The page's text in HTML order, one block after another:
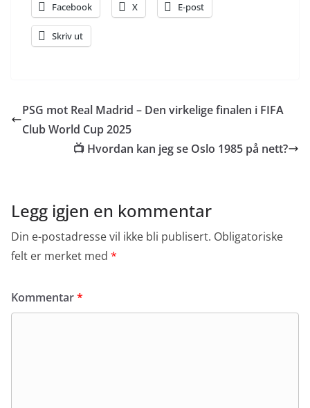
Facebook X E-post
Skriv ut
PSG mot Real Madrid – Den virkelige finalen i FIFA
Club World Cup 2025
📺 Hvordan kan jeg se Oslo 1985 på nett?
Legg igjen en kommentar
Din e-postadresse vil ikke bli publisert. Obligatoriske
felt er merket med *
Kommentar*